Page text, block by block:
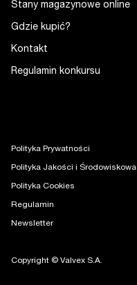
Stany magazynowe online
Gdzie kupić?
Kontakt
Regulamin konkursu
Polityka Prywatności
Polityka Jakości i Środowiskowa
Polityka Cookies
Regulamin
Newsletter
Copyright © Valvex S.A.